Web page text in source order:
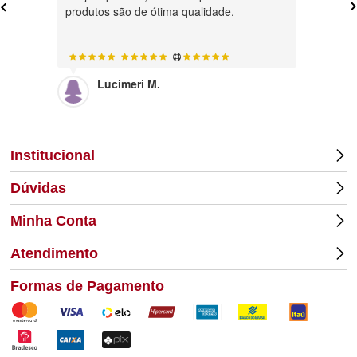
produtos são de ótima qualidade.
Lucimeri M.
Institucional
Dúvidas
Minha Conta
Atendimento
Formas de Pagamento